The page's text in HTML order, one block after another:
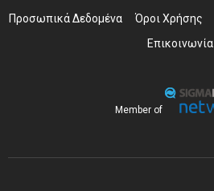
Προσωπικά Δεδομένα Όροι Χρήσης
Επικοινωνία
Member of